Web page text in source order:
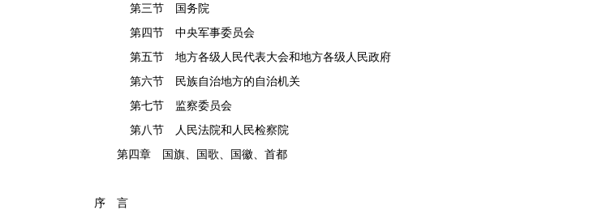
第三节 国务院
第四节 中央军事委员会
第五节 地方各级人民代表大会和地方各级人民政府
第六节 民族自治地方的自治机关
第七节 监察委员会
第八节 人民法院和人民检察院
第四章 国旗、国歌、国徽、首都
序 言